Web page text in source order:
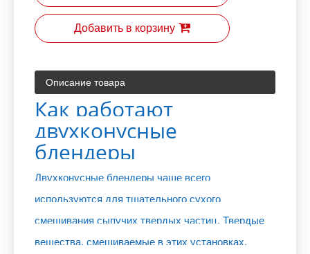
Добавить в корзину
Описание товара
Как работают
двухконусные
блендеры
Двухконусные блендеры чаще всего
используются для тщательного сухого
смешивания сыпучих твердых частиц. Твердые
вещества, смешиваемые в этих установках,